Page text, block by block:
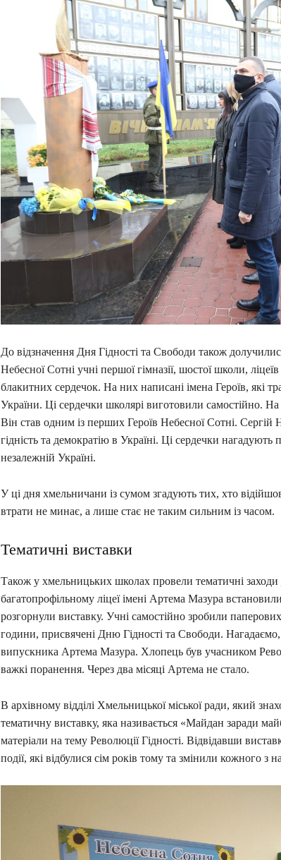
До відзначення Дня Гідності та Свободи також
Небесної Сотні учні першої гімназії, шостої школи,
блакитних сердечок. На них написані імена Героїв, які
України. Ці сердечки школярі виготовили самостійно.
Він став одним із перших Героїв Небесної Сотні. Сергій
гідність та демократію в Україні. Ці сердечки
незалежній Україні.
У ці дня хмельничани із сумом згадують тих, хто відійшов
втрати не минає, а лише стає не таким сильним із часом.
Тематичні виставки
Також у хмельницьких школах провели тематичні
багатопрофільному ліцеї імені Артема Мазура
розгорнули виставку. Учні самостійно зробили
години, присвячені Дню Гідності та Свободи.
випускника Артема Мазура. Хлопець був учасником
важкі поранення. Через два місяці Артема не стало.
В архівному відділі Хмельницької міської ради, який
тематичну виставку, яка називається «Майдан заради
матеріали на тему Революції Гідності. Відвідавши
події, які відбулися сім років тому та змінили кожного з